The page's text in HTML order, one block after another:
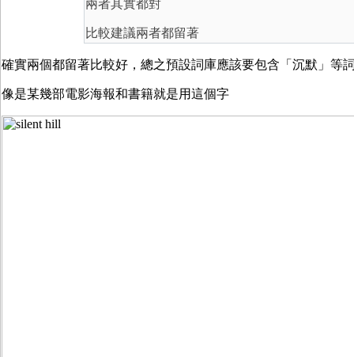
兩者其實都對
比較建議兩者都留著
確實兩個都留著比較好，總之預設詞庫應該要包含「沉默」等
像是某幾部電影海報和書籍就是用這個字